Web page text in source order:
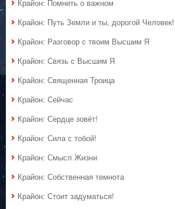
Крайон: Помнить о важном
Крайон: Путь Земли и ты, дорогой Человек!
Крайон: Разговор с твоим Высшим Я
Крайон: Связь с Высшим Я
Крайон: Священная Троица
Крайон: Сейчас
Крайон: Сердце зовёт!
Крайон: Сила с тобой!
Крайон: Смысл Жизни
Крайон: Собственная темнота
Крайон: Стоит задуматься!